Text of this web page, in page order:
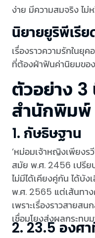
ง่าย มีความสมจริง ไม่
นิยายยูริพีเรีย
เรื่องราวความรักใน
ที่ต้องฝ่าฟันค่านิยมขอ
ตัวอย่าง 3
สำนักพิม
1. กัษธิษฐาน
‘หม่อมเจ้าหญิงเพียงร
สมัย พ.ศ. 2456 เปรี
ไม่มีได้เคียงคู่กัน ได้บั
พ.ศ. 2565 แต่เส้นทาง
เพราะเรื่องราวสายส
เชื่อมโยงส่งผลกระทบ
2. 23.5 องศา